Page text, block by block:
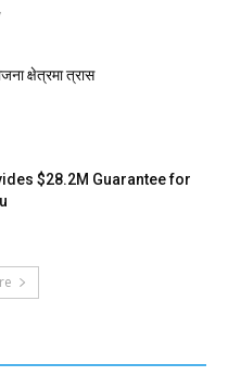
क्षेत्रमा त्रास
$28.2M Guarantee for